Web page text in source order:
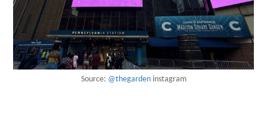
Source: @thegardeninstagram